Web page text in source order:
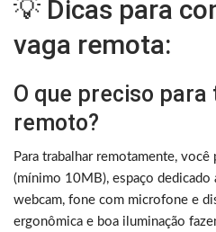
💡 Dicas para
vaga remota:
O que preciso
remoto?
Para trabalhar remotamente,
(mínimo 10MB), espaço
webcam, fone com microfone e
ergonômica e boa iluminação